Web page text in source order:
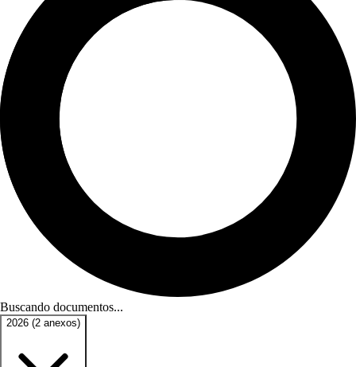
Buscando documentos...
2026 (2 anexos)